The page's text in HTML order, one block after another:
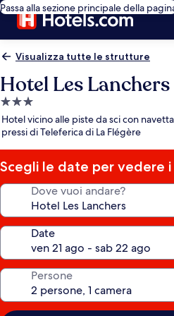
Passa alla sezione principale della
Visualizza tutte le strutture
Hotel Les Lanchers
Struttura
a
3.0
stelle
Hotel vicino alle piste da sci con
pressi di Teleferica di La Flégère
Scegli le date per vedere i
Dove vuoi andare?
Date
Persone